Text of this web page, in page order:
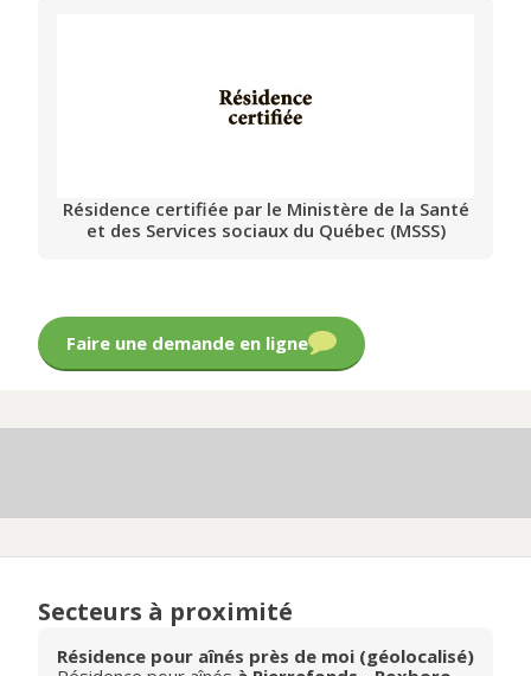
Résidence certifiée par le Ministère de la Santé
et des Services sociaux du Québec (MSSS)
Faire une demande en ligne
Secteurs à proximité
Résidence pour aînés près de moi (géolocalisé)